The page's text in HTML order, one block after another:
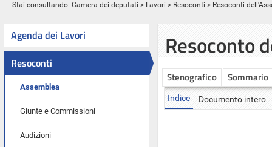
Stai consultando: Camera dei deputati > Lavori > Resoconti > Resoconti
Agenda dei Lavori
Resoconti
Assemblea
Giunte e Commissioni
Audizioni
Resoconto
Stenografico Sommario
Indice Documento intero